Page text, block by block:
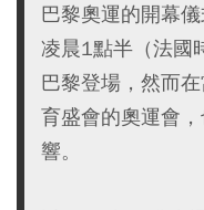
巴黎奧運的開幕
凌晨1點半（法國
巴黎登場，然而
育盛會的奧運會
響。